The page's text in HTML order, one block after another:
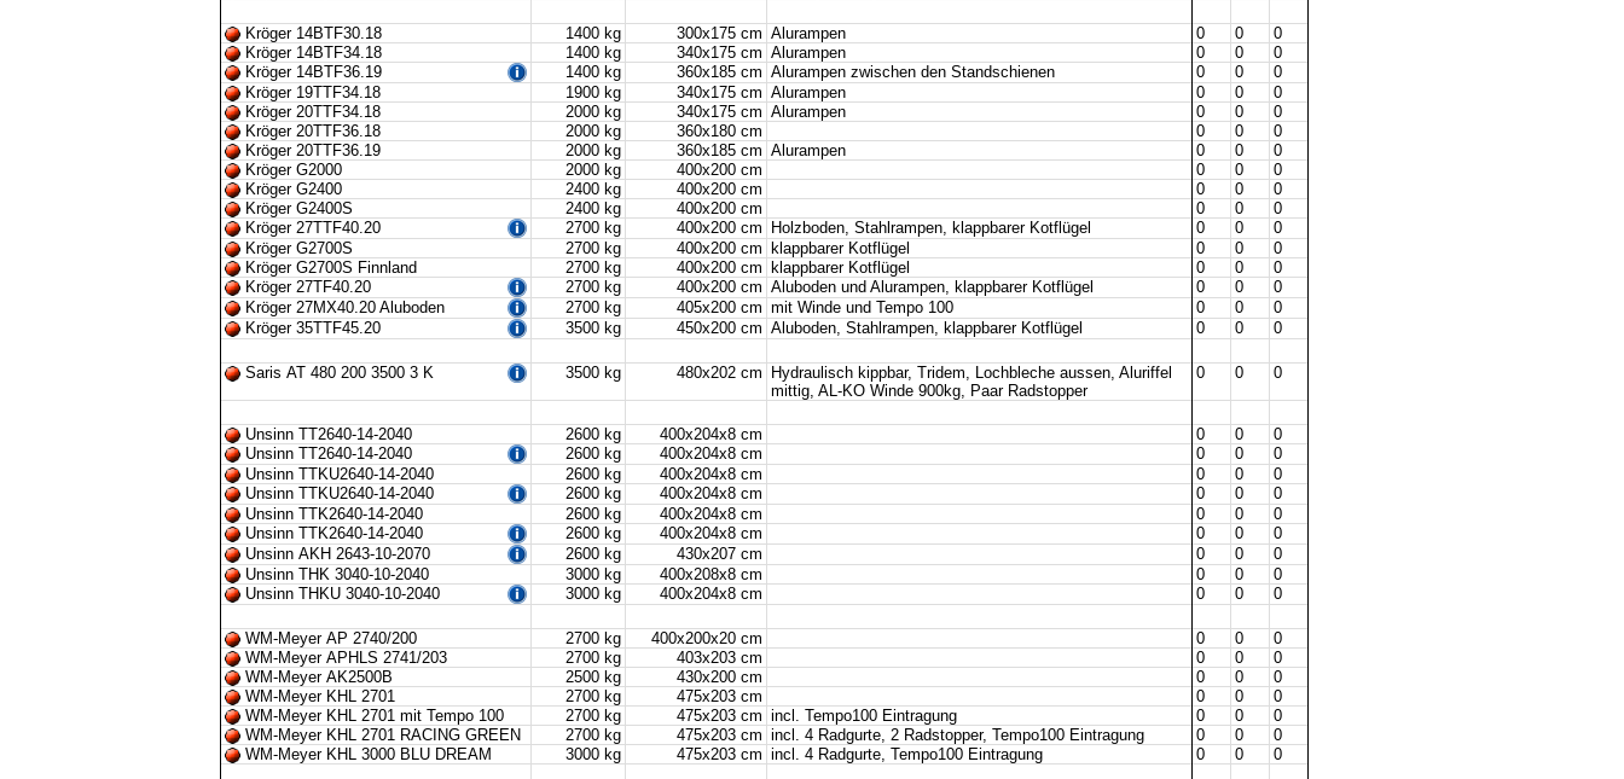
Kröger 14BTF30.18 1400 kg 300x175 cm Alurampen 0 0
0
Kröger 14BTF34.18
1400 kg 340x175 cm Alurampen 0 0
0
Kröger 14BTF36.19
1400 kg 360x185 cm Alurampen zwischen den Standschienen 0 0
0
Kröger 19TTF34.18
1900 kg 340x175 cm Alurampen 0 0
0
Kröger 20TTF34.18
2000 kg 340x175 cm Alurampen 0 0
0
Kröger 20TTF36.18
2000 kg 360x180 cm 0 0
0
Kröger 20TTF36.19
2000 kg 360x185 cm Alurampen 0 0
0
Kröger G2000
2000 kg 400x200 cm 0 0
0
Kröger G2400
2400 kg 400x200 cm 0 0
0
Kröger G2400S
2400 kg 400x200 cm 0 0
0
Kröger 27TTF40.20
2700 kg 400x200 cm Holzboden, Stahlrampen, klappbarer Kotflügel 0 0
0
Kröger G2700S
2700 kg 400x200 cm klappbarer Kotflügel 0 0
0
Kröger G2700S Finnland
2700 kg 400x200 cm klappbarer Kotflügel 0 0
0
Kröger 27TF40.20
2700 kg 400x200 cm Aluboden und Alurampen, klappbarer Kotflügel 0 0
0
Kröger 27MX40.20 Aluboden
2700 kg 405x200 cm mit Winde und Tempo 100 0 0
0
Kröger 35TTF45.20
3500 kg 450x200 cm Aluboden, Stahlrampen, klappbarer Kotflügel 0 0 0
Saris AT 480 200 3500 3 K 3500 kg 480x202 cm
Hydraulisch kippbar, Tridem, Lochbleche aussen, Aluriffel
mittig, AL-KO Winde 900kg, Paar Radstopper
0 0 0
Unsinn TT2640-14-2040 2600 kg 400x204x8 cm 0 0
0
Unsinn TT2640-14-2040
2600 kg 400x204x8 cm 0 0
0
Unsinn TTKU2640-14-2040
2600 kg 400x204x8 cm 0 0
0
Unsinn TTKU2640-14-2040
2600 kg 400x204x8 cm 0 0
0
Unsinn TTK2640-14-2040
2600 kg 400x204x8 cm 0 0
0
Unsinn TTK2640-14-2040
2600 kg 400x204x8 cm 0 0
0
Unsinn AKH 2643-10-2070
2600 kg 430x207 cm 0 0
0
Unsinn THK 3040-10-2040
3000 kg 400x208x8 cm 0 0
0
Unsinn THKU 3040-10-2040
3000 kg 400x204x8 cm 0 0 0
WM-Meyer AP 2740/200 2700 kg 400x200x20 cm 0 0
0
WM-Meyer APHLS 2741/203
2700 kg 403x203 cm 0 0
0
WM-Meyer AK2500B
2500 kg 430x200 cm 0 0
0
WM-Meyer KHL 2701
2700 kg 475x203 cm 0 0
0
WM-Meyer KHL 2701 mit Tempo 100
2700 kg 475x203 cm incl. Tempo100 Eintragung 0 0
0
WM-Meyer KHL 2701 RACING GREEN
2700 kg 475x203 cm incl. 4 Radgurte, 2 Radstopper, Tempo100 Eintragung 0 0
0
WM-Meyer KHL 3000 BLU DREAM
3000 kg 475x203 cm incl. 4 Radgurte, Tempo100 Eintragung 0 0 0